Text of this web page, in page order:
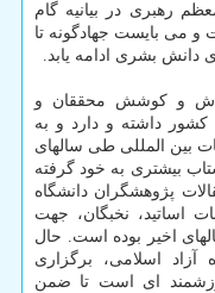
رهبری در بیانیه گام
و می بایست جهادگونه تا
دانش بشری ادامه یابد.
و کوشش محققان و
کشور داشته و دارد و به
بین المللی طی سالهای
بیشتری به خود گرفته
پژوهشگران دانشگاه
اساتید، نخبگان، جهت
اخیر بوده است. حال
آزاد اسلامی، برگزاری
ای است تا ضمن